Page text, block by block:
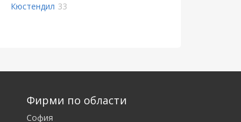
Кюстендил 33
Фирми по области
София